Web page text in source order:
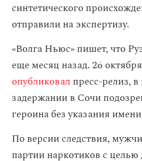
синтетического
отправили на экспертизу.
«Волга Ньюс» пишет, что
еще месяц назад. 26
опубликовал пресс-релиз,
задержании в Сочи
героина без указания
По версии следствия,
партии наркотиков с